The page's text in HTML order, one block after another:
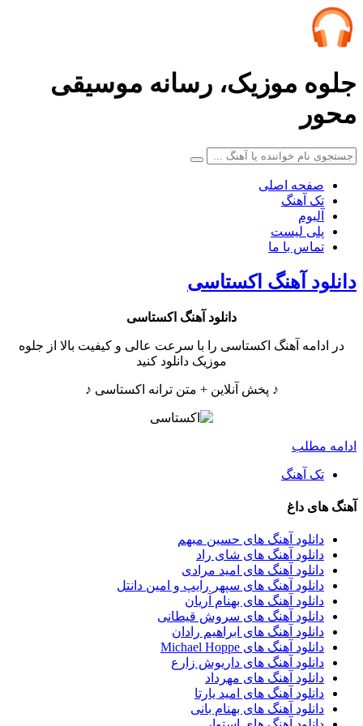
جلوه موزیک، رسانه موسیقی
محور
صفحه اصلی
تک آهنگ
آلبوم
پلی لیست
تماس با ما
دانلود آهنگ اکستاسی
دانلود آهنگ اکستاسی
در ادامه آهنگ اکستاسی را با سرعت عالی و کیفیت بالا از جلوه
موزیک دانلود کنید
♪ پخش آنلاین + متن ترانه اکستاسی ♪
ادامه مطلب
تک آهنگ
آهنگ های داغ
دانلود آهنگ های حسین مبهم
دانلود آهنگ های شای راد
دانلود آهنگ های امید مرادی
دانلود آهنگ های سپهر رایپ و امین دانتل
دانلود آهنگ های بهنام آریان
دانلود آهنگ های سروش قیطانی
دانلود آهنگ های ابراهیم رادان
دانلود آهنگ های Michael Hoppe
دانلود آهنگ های داریوش زارع
دانلود آهنگ های مهرداد
دانلود آهنگ های امید یارتا
دانلود آهنگ های بهنام بانی